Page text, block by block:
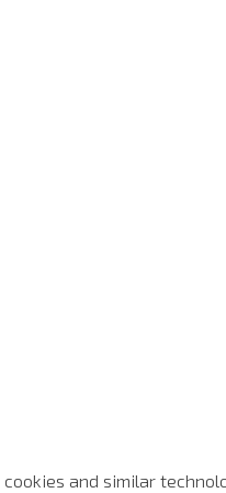
cookies and similar